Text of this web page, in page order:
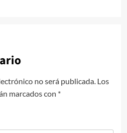
no será publicada. Los
marcados con *